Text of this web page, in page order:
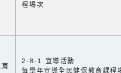
程場次
2-8-1 宣導活動
每學年宣導全民健保教育課程